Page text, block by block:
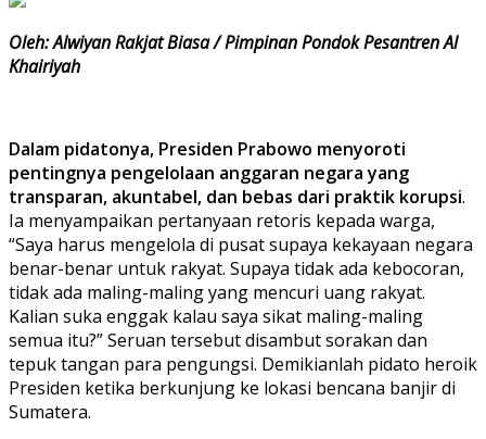
Oleh: Alwiyan Rakjat Biasa / Pimpinan Pondok Pesantren Al
Khairiyah
Dalam pidatonya, Presiden Prabowo menyoroti
pentingnya pengelolaan anggaran negara yang
transparan, akuntabel, dan bebas dari praktik korupsi.
Ia menyampaikan pertanyaan retoris kepada warga,
“Saya harus mengelola di pusat supaya kekayaan negara
benar-benar untuk rakyat. Supaya tidak ada kebocoran,
tidak ada maling-maling yang mencuri uang rakyat.
Kalian suka enggak kalau saya sikat maling-maling
semua itu?” Seruan tersebut disambut sorakan dan
tepuk tangan para pengungsi. Demikianlah pidato heroik
Presiden ketika berkunjung ke lokasi bencana banjir di
Sumatera.